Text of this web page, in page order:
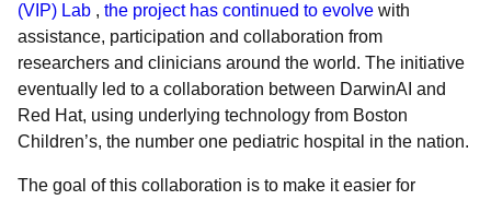
(VIP) Lab , the project has continued to evolve with
assistance, participation and collaboration from
researchers and clinicians around the world. The initiative
eventually led to a collaboration between DarwinAI and
Red Hat, using underlying technology from Boston
Children’s, the number one pediatric hospital in the nation.
The goal of this collaboration is to make it easier for